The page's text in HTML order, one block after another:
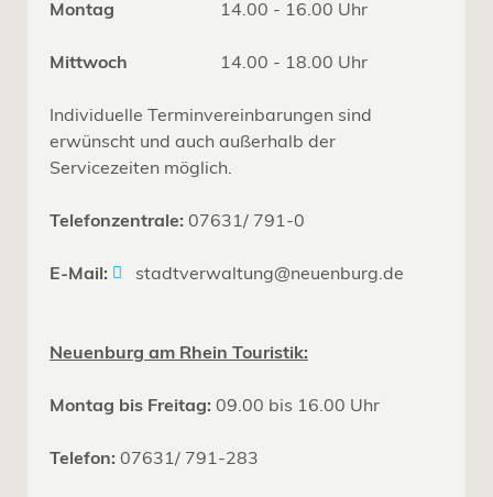
Montag 14.00 - 16.00 Uhr
Mittwoch 14.00 - 18.00 Uhr
Individuelle Terminvereinbarungen sind
erwünscht und auch außerhalb der
Servicezeiten möglich.
Telefonzentrale: 07631/ 791-0
E-Mail: stadtverwaltung@neuenburg.de
Neuenburg am Rhein Touristik:
Montag bis Freitag: 09.00 bis 16.00 Uhr
Telefon: 07631/ 791-283